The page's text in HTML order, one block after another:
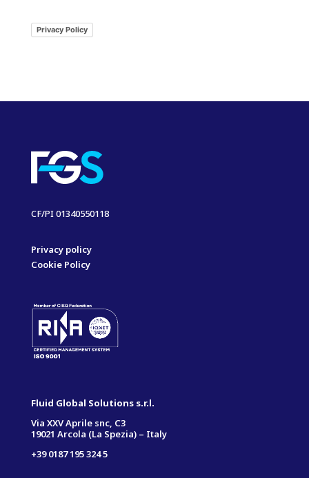
Privacy Policy
CF/PI 01340550118
Privacy policy
Cookie Policy
Fluid Global Solutions s.r.l.
Via XXV Aprile snc, C3
19021 Arcola (La Spezia) – Italy
+39 0187 195 324 5